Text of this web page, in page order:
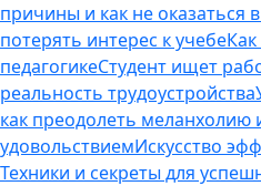
причины и как не оказаться
потерять интерес к учебе
педагогикеСтудент ищет
реальность трудоустройства
как преодолеть меланхолию
удовольствиемИскусство
Техники и секреты для